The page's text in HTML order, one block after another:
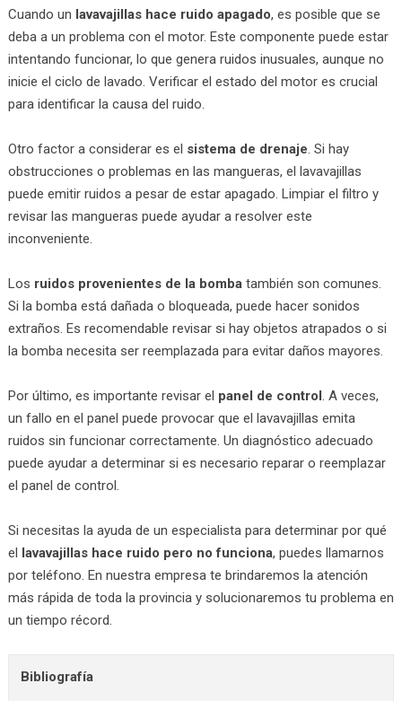
Cuando un lavavajillas hace ruido apagado, es posible que se
deba a un problema con el motor. Este componente puede estar
intentando funcionar, lo que genera ruidos inusuales, aunque no
inicie el ciclo de lavado. Verificar el estado del motor es crucial
para identificar la causa del ruido.
Otro factor a considerar es el sistema de drenaje. Si hay
obstrucciones o problemas en las mangueras, el lavavajillas
puede emitir ruidos a pesar de estar apagado. Limpiar el filtro y
revisar las mangueras puede ayudar a resolver este
inconveniente.
Los ruidos provenientes de la bombatambién son comunes.
Si la bomba está dañada o bloqueada, puede hacer sonidos
extraños. Es recomendable revisar si hay objetos atrapados o si
la bomba necesita ser reemplazada para evitar daños mayores.
Por último, es importante revisar el panel de control. A veces,
un fallo en el panel puede provocar que el lavavajillas emita
ruidos sin funcionar correctamente. Un diagnóstico adecuado
puede ayudar a determinar si es necesario reparar o reemplazar
el panel de control.
Si necesitas la ayuda de un especialista para determinar por qué
el lavavajillas hace ruido pero no funciona, puedes llamarnos
por teléfono. En nuestra empresa te brindaremos la atención
más rápida de toda la provincia y solucionaremos tu problema en
un tiempo récord.
Bibliografía